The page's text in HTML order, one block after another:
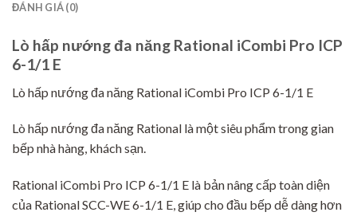
ĐÁNH GIÁ (0)
Lò hấp nướng đa năng Rational iCombi Pro ICP
6-1/1 E
Lò hấp nướng đa năng Rational iCombi Pro ICP 6-1/1 E
Lò hấp nướng đa năng Rational là một siêu phẩm trong gian
bếp nhà hàng, khách sạn.
Rational iCombi Pro ICP 6-1/1 E là bản nâng cấp toàn diện
của Rational SCC-WE 6-1/1 E, giúp cho đầu bếp dễ dàng hơn